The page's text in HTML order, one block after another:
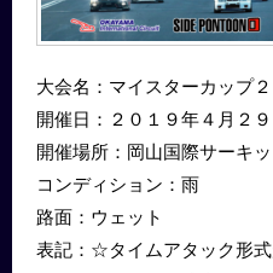
大会名：マイスターカップ
開催日：２０１９年４月２９
開催場所：岡山国際サーキッ
コンディション：雨
路面：ウェット
表記：☆タイムアタック形